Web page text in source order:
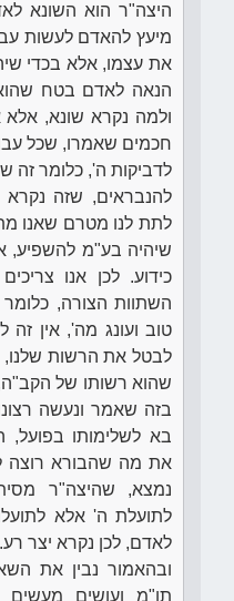
היצה"ר הוא השונא
מיעץ להאדם לעשות
את עצמו, אלא בכדי
הנאה לאדם בטח
ולמה נקרא שונא, אלא
חכמים שאמרו, שכל
לדביקות ה', כלומר זה
להנבראים, שזה
לתת לנו מטרם שאנו
שיהיה בע"מ להשפיע,
כידוע. לכן אנו
השתוות הצורה,
טוב ועונג מה', אין זה
לבטל את הרשות שלנו,
שהוא רשותו של הקב"ה,
בזה שאמר ונעשה
בא לשלימותו בפועל,
את מה שהבורא רוצה
נמצא, שהיצה"ר
לתועלת ה' אלא
לאדם, לכן נקרא יצר רע.
ובהאמור נבין את
תו"מ ועושים